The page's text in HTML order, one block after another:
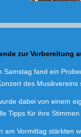
zur Vorbereitung
Samstag fand ein
des
dabei von einem
Tipps für ihre
am Vormittag stärkten